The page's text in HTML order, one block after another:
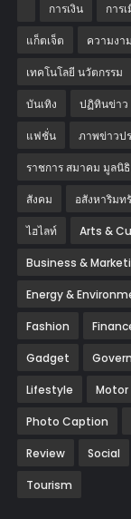
การเงิน การ
แก็ตเจ็ต ความงา
เทคโนโลยี นวัตกรรม
บันเทิง ปฏิทินข่าว
แฟชั่น ภาพข่าวป
ราชการ สมาคม มูลนิธิ
สังคม อสังหาริมท
ไฮไลท์ Arts &
Business &
Energy &
Fashion
Gadget
Lifestyle Motor
Photo Caption
Review Social
Tourism